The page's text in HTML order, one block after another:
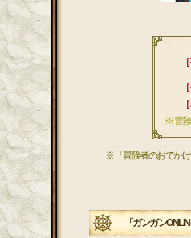
※ 冒
※ 「冒険者のおでか
「ガンガン